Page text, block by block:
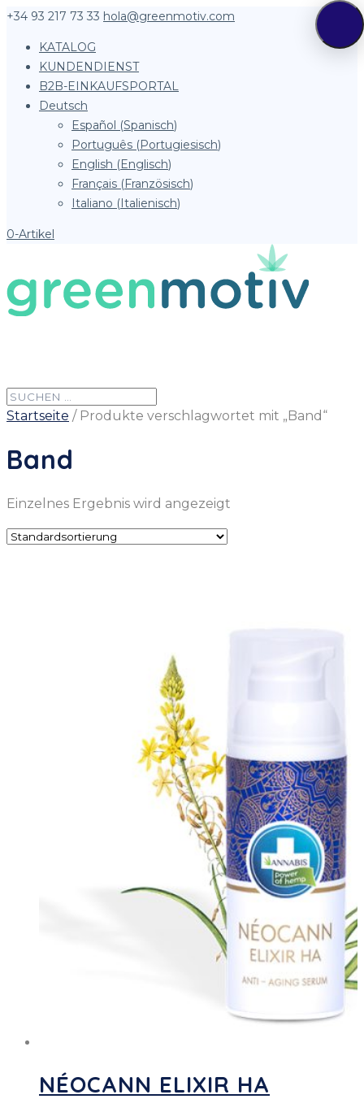
+34 93 217 73 33 hola@greenmotiv.com
KATALOG
KUNDENDIENST
B2B-EINKAUFSPORTAL
Deutsch
Español (Spanisch)
Português (Portugiesisch)
English (Englisch)
Français (Französisch)
Italiano (Italienisch)
0-Artikel
Startseite / Produkte verschlagwortet mit „Band“
Band
Einzelnes Ergebnis wird angezeigt
NÉOCANN ELIXIR HA